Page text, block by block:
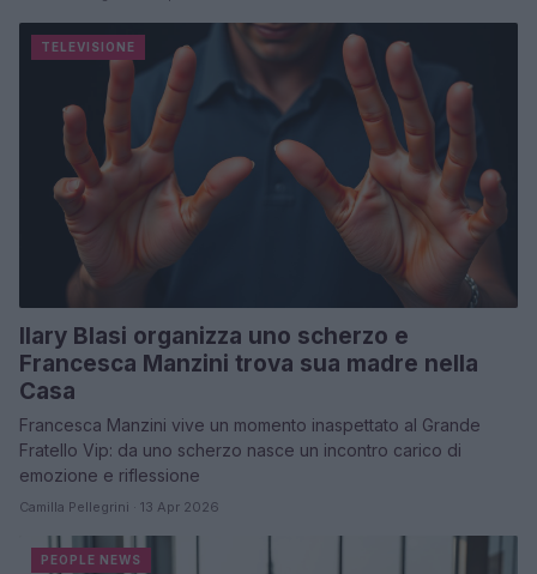
TELEVISIONE
Ilary Blasi organizza uno scherzo e
Francesca Manzini trova sua madre nella
Casa
Francesca Manzini vive un momento inaspettato al Grande
Fratello Vip: da uno scherzo nasce un incontro carico di
emozione e riflessione
Camilla Pellegrini · 13 Apr 2026
PEOPLE NEWS